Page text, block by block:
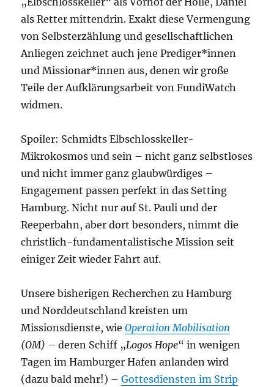
als Retter mittendrin. Exakt diese Vermengung
von Selbsterzählung und gesellschaftlichen
Anliegen zeichnet auch jene Prediger*innen
und Missionar*innen aus, denen wir große
Teile der Aufklärungsarbeit von FundiWatch
widmen.
Spoiler: Schmidts Elbschlosskeller-
Mikrokosmos und sein – nicht ganz selbstloses
und nicht immer ganz glaubwürdiges –
Engagement passen perfekt in das Setting
Hamburg. Nicht nur auf St. Pauli und der
Reeperbahn, aber dort besonders, nimmt die
christlich-fundamentalistische Mission seit
einiger Zeit wieder Fahrt auf.
Unsere bisherigen Recherchen zu Hamburg
und Norddeutschland kreisten um
Missionsdienste, wieOperation Mobilisation
(OM) – deren Schiff „Logos Hope“ in wenigen
Tagen im Hamburger Hafen anlanden wird
(dazu bald mehr!) –Gottesdiensten im Strip